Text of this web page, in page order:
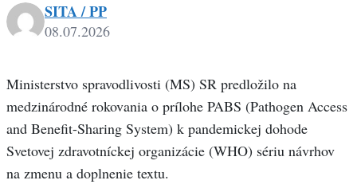
SITA / PP
08.07.2026
Ministerstvo spravodlivosti (MS) SR predložilo na
medzinárodné rokovania o prílohe PABS (Pathogen Access
and Benefit-Sharing System) k pandemickej dohode
Svetovej zdravotníckej organizácie (WHO) sériu návrhov
na zmenu a doplnenie textu.